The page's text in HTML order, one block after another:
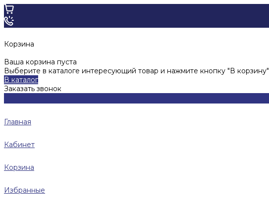
Корзина
Ваша корзина пуста
Выберите в каталоге интересующий товар и нажмите кнопку "В корзину"
В каталог
Заказать звонок
Главная
Кабинет
Корзина
Избранные